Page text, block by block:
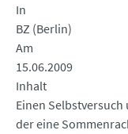
In
BZ (Berlin)
Am
15.06.2009
Inhalt
Einen
der eine